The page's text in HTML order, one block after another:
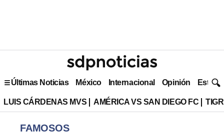
Últimas Noticias México Internacional Opinión Estilo
LUIS CÁRDENAS MVS AMÉRICA VS SAN DIEGO FC
FAMOSOS